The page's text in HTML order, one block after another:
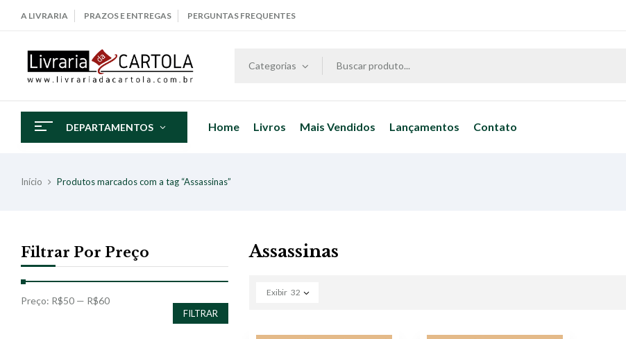
A LIVRARIA PRAZOS E ENTREGAS PERGUNTAS FREQUENTES
Categorias
DEPARTAMENTOS Home Livros Mais Vendidos Lançamentos Contato
Início Produtos marcados com a tag “Assassinas”
Filtrar Por Preço
FILTRAR
Preço: R$50 — R$60
Assassinas
Exibir 32